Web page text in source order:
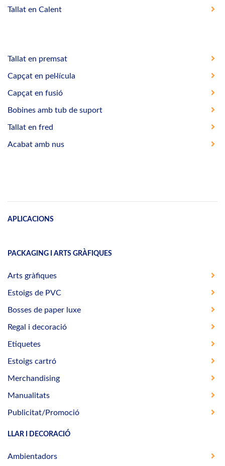
Tallat en Calent
Tallat en premsat
Capçat en pel·lícula
Capçat en fusió
Bobines amb tub de suport
Tallat en fred
Acabat amb nus
APLICACIONS
PACKAGING I ARTS GRÀFIQUES
Arts gràfiques
Estoigs de PVC
Bosses de paper luxe
Regal i decoració
Etiquetes
Estoigs cartró
Merchandising
Manualitats
Publicitat/Promoció
LLAR I DECORACIÓ
Ambientadors